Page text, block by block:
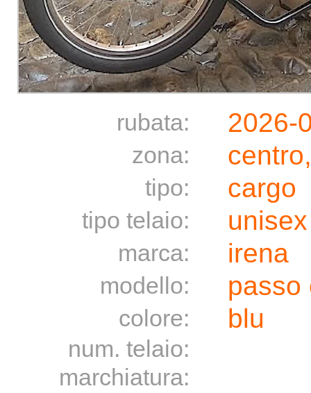
rubata: 2026-
zona:
tipo: cargo
tipo telaio: unisex
marca: irena
modello: passo
colore: blu
num. telaio:
marchiatura: